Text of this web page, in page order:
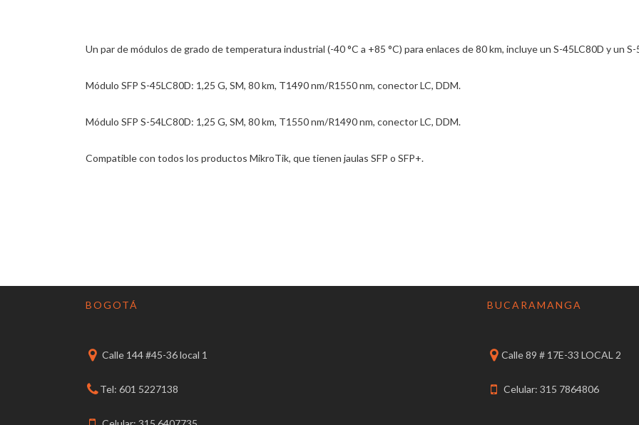
Un par de módulos de grado de temperatura industrial (-40 °C a +85 °C) para enlaces de 80 km, incluye un S-45LC80D y un S-
Módulo SFP S-45LC80D: 1,25 G, SM, 80 km, T1490 nm/R1550 nm, conector LC, DDM.
Módulo SFP S-54LC80D: 1,25 G, SM, 80 km, T1550 nm/R1490 nm, conector LC, DDM.
Compatible con todos los productos MikroTik, que tienen jaulas SFP o SFP+.
BOGOTÁ
Calle 144 #45-36 local 1
Tel: 601 5227138
BUCARAMANGA
Calle 89 # 17E-33 LOCAL 2
Celular: 315 7864806